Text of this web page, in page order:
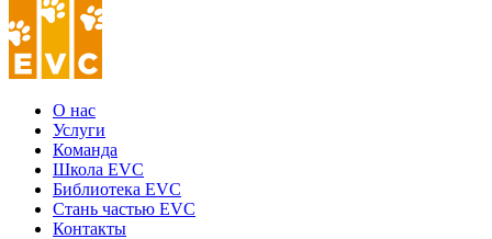
О нас
Услуги
Команда
Школа EVC
Библиотека EVC
Стань частью EVC
Контакты